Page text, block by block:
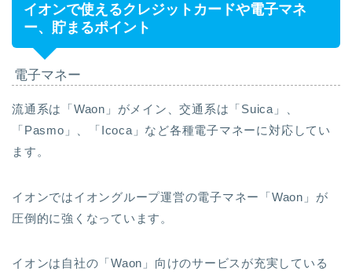
イオンで使えるクレジットカードや電子マネ
ー、貯まるポイント
電子マネー
流通系は「Waon」がメイン、交通系は「Suica」、
「Pasmo」、「Icoca」など各種電子マネーに対応してい
ます。
イオンではイオングループ運営の電子マネー「Waon」が
圧倒的に強くなっています。
イオンは自社の「Waon」向けのサービスが充実している